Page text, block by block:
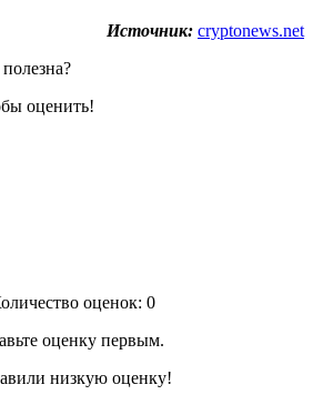
Источник: cryptonews.net
оценить!
оценок: 0
оценку первым.
низкую оценку!